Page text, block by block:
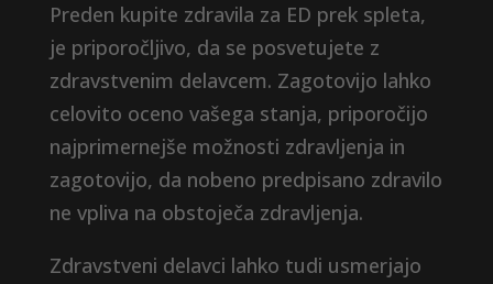
Preden kupite zdravila za ED prek spleta,
je priporočljivo, da se posvetujete z
zdravstvenim delavcem. Zagotovijo lahko
celovito oceno vašega stanja, priporočijo
najprimernejše možnosti zdravljenja in
zagotovijo, da nobeno predpisano zdravilo
ne vpliva na obstoječa zdravljenja.
Zdravstveni delavci lahko tudi usmerjajo